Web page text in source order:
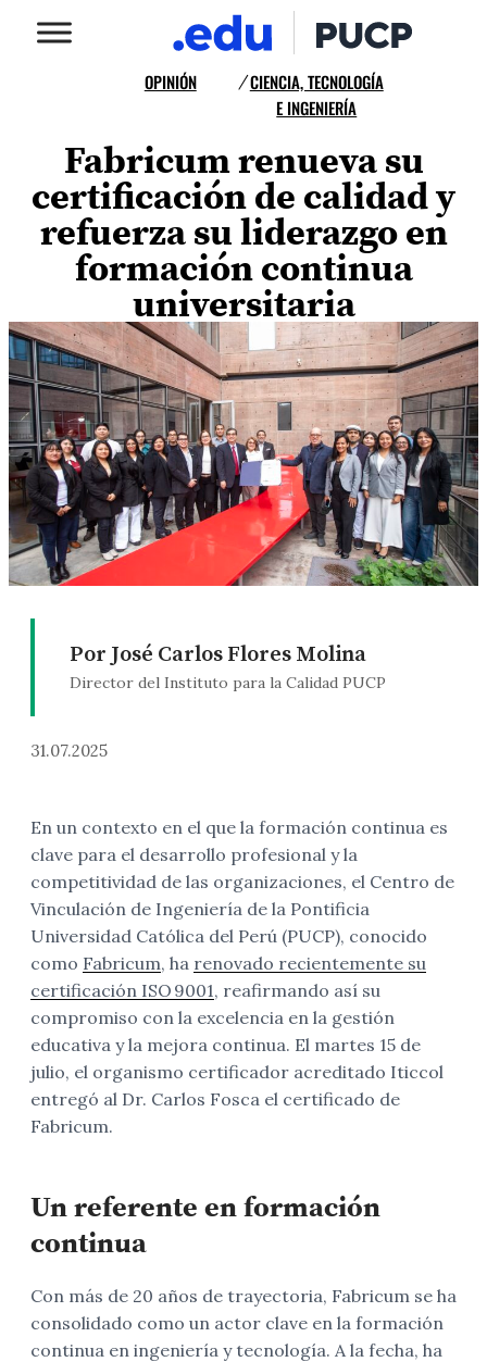
OPINIÓN /CIENCIA, TECNOLOGÍA
E INGENIERÍA
Fabricum renueva su
certificación de calidad y
refuerza su liderazgo en
formación continua
universitaria
Por José Carlos Flores Molina
Director del Instituto para la Calidad PUCP
31.07.2025
En un contexto en el que la formación continua es
clave para el desarrollo profesional y la
competitividad de las organizaciones, el Centro de
Vinculación de Ingeniería de la Pontificia
Universidad Católica del Perú (PUCP), conocido
como Fabricum, ha renovado recientemente su
certificación ISO 9001, reafirmando así su
compromiso con la excelencia en la gestión
educativa y la mejora continua. El martes 15 de
julio, el organismo certificador acreditado Iticcol
entregó al Dr. Carlos Fosca el certificado de
Fabricum.
Un referente en formación
continua
Con más de 20 años de trayectoria, Fabricum se ha
consolidado como un actor clave en la formación
continua en ingeniería y tecnología. A la fecha, ha